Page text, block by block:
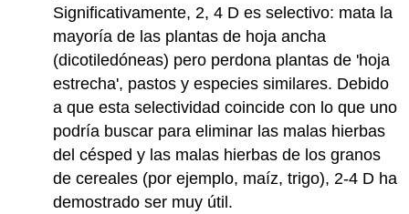
Significativamente, 2, 4 D es selectivo: mata la
mayoría de las plantas de hoja ancha
(dicotiledóneas) pero perdona plantas de 'hoja
estrecha', pastos y especies similares. Debido
a que esta selectividad coincide con lo que uno
podría buscar para eliminar las malas hierbas
del césped y las malas hierbas de los granos
de cereales (por ejemplo, maíz, trigo), 2-4 D ha
demostrado ser muy útil.